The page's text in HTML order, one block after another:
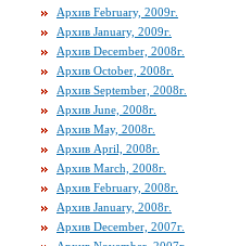
Архив February, 2009г.
Архив January, 2009г.
Архив December, 2008г.
Архив October, 2008г.
Архив September, 2008г.
Архив June, 2008г.
Архив May, 2008г.
Архив April, 2008г.
Архив March, 2008г.
Архив February, 2008г.
Архив January, 2008г.
Архив December, 2007г.